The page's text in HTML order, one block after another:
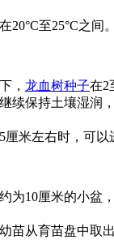
20°C至25°C之间。
， 龙血树种子在2
续保持土壤湿润
厘米左右时，可以
为10厘米的小盆
苗从育苗盘中取